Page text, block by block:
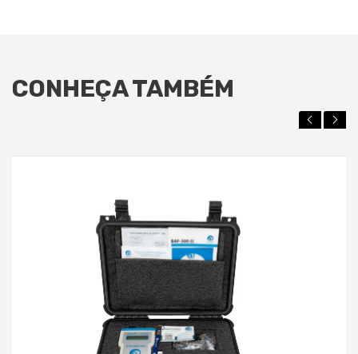
CONHEÇA TAMBÉM